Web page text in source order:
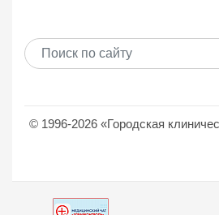
© 1996-2026 «Городская